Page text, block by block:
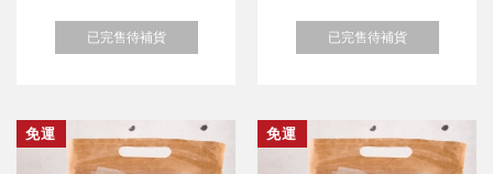
已完售待補貨 已完售待補貨
免運 免運